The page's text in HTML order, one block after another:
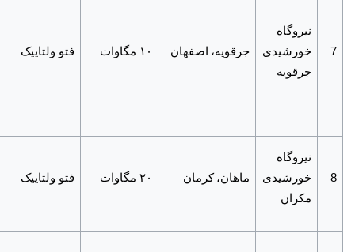
7
نیروگاه
خورشیدی
جرقویه
جرقویه، اصفهان ۱۰ مگاوات فتو ولتاییک
8
نیروگاه
خورشیدی
مکران
ماهان، کرمان ۲۰ مگاوات فتو ولتاییک